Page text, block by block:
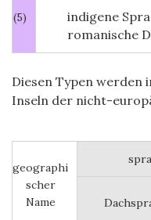
(5)
indigene
romanische
Diesen Typen werden
Inseln der nicht-
geographi
scher
Name